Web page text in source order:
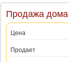
Продажа
Цена
Продает